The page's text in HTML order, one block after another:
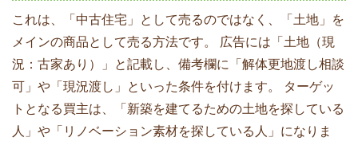
これは、「中古住宅」として売るのではなく、「土地」を
メインの商品として売る方法です。 広告には「土地（現
況：古家あり）」と記載し、備考欄に「解体更地渡し相談
可」や「現況渡し」といった条件を付けます。 ターゲッ
トとなる買主は、「新築を建てるための土地を探している
人」や「リノベーション素材を探している人」になりま